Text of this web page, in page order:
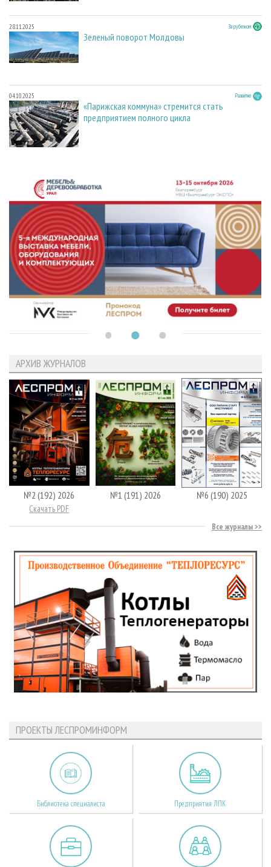
28.11.2025 За рубежом
Зеленый поворот Молдовы
04.10.2025 Развитие
«Парижская коммуна» стремится стать
предприятием полного цикла
АРХИВ ЖУРНАЛОВ
№2 (192) 2026
Скачать PDF
№1 (191) 2026 №6 (190) 2025
Все журналы
ПРОЕКТЫ ЛЕСПРОМИНФОРМ
Библиотека специалиста Предприятия ЛПК